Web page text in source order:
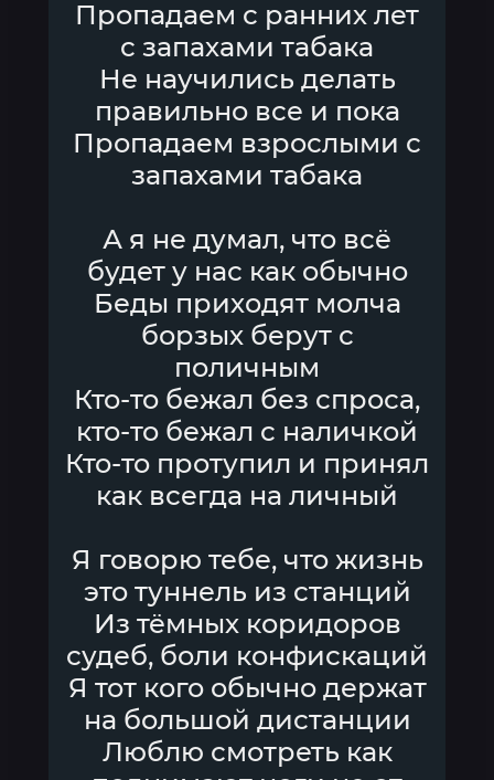
Пропадаем с ранних лет
с запахами табака
Не научились делать
правильно все и пока
Пропадаем взрослыми с
запахами табака
А я не думал, что всё
будет у нас как обычно
Беды приходят молча
борзых берут с
поличным
Кто-то бежал без спроса,
кто-то бежал с наличкой
Кто-то протупил и принял
как всегда на личный
Я говорю тебе, что жизнь
это туннель из станций
Из тёмных коридоров
судеб, боли конфискаций
Я тот кого обычно держат
на большой дистанции
Люблю смотреть как